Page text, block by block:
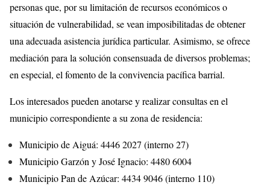
personas que, por su limitación de recursos económicos o
situación de vulnerabilidad, se vean imposibilitadas de obtener
una adecuada asistencia jurídica particular. Asimismo, se ofrece
mediación para la solución consensuada de diversos problemas;
en especial, el fomento de la convivencia pacífica barrial.
Los interesados pueden anotarse y realizar consultas en el
municipio correspondiente a su zona de residencia:
Municipio de Aiguá: 4446 2027 (interno 27)
Municipio Garzón y José Ignacio: 4480 6004
Municipio Pan de Azúcar: 4434 9046 (interno 110)